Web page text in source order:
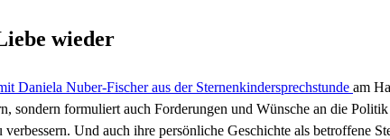
wieder
Daniela Nuber-Fischer aus der Sternenkindersprechstunde am
sondern formuliert auch Forderungen und Wünsche an die
Und auch ihre persönliche Geschichte als betroffene